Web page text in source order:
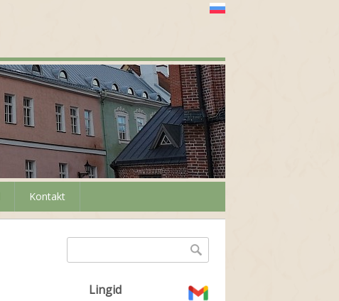
Kontakt
Otsinguvorm
Lingid